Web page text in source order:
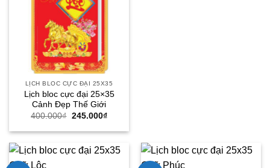
LỊCH BLOC CỰC ĐẠI 25X35
Lịch bloc cực đại 25×35
Cảnh Đẹp Thế Giới
400.000₫ Giá
là:
245.000₫Giá
tại
245.000₫.